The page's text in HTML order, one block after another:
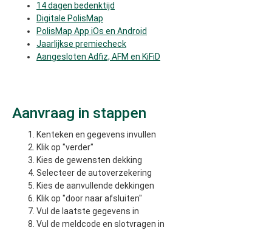
14 dagen bedenktijd
Digitale PolisMap
PolisMap App iOs en Android
Jaarlijkse premiecheck
Aangesloten Adfiz, AFM en KiFiD
Aanvraag in stappen
Kenteken en gegevens invullen
Klik op "verder"
Kies de gewensten dekking
Selecteer de autoverzekering
Kies de aanvullende dekkingen
Klik op "door naar afsluiten"
Vul de laatste gegevens in
Vul de meldcode en slotvragen in